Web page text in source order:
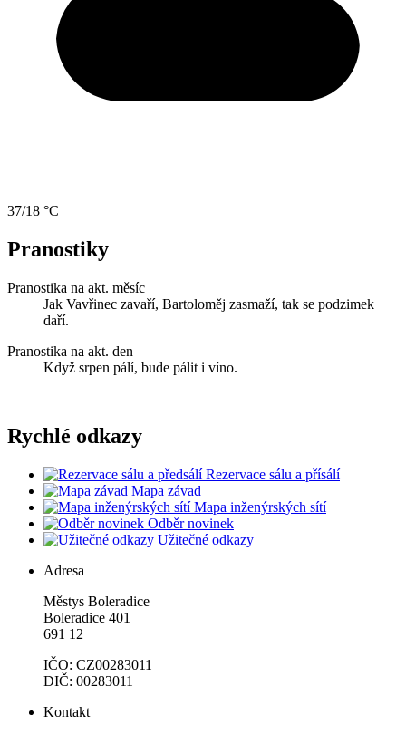
37/18 °C
Pranostiky
Pranostika na akt. měsíc
Jak Vavřinec zavaří, Bartoloměj zasmaží, tak se podzimek
daří.
Pranostika na akt. den
Když srpen pálí, bude pálit i víno.
Rychlé odkazy
Rezervace sálu a přísálí
Mapa závad
Mapa inženýrských sítí
Odběr novinek
Užitečné odkazy
Adresa
Městys Boleradice
Boleradice 401
691 12
IČO: CZ00283011
DIČ: 00283011
Kontakt